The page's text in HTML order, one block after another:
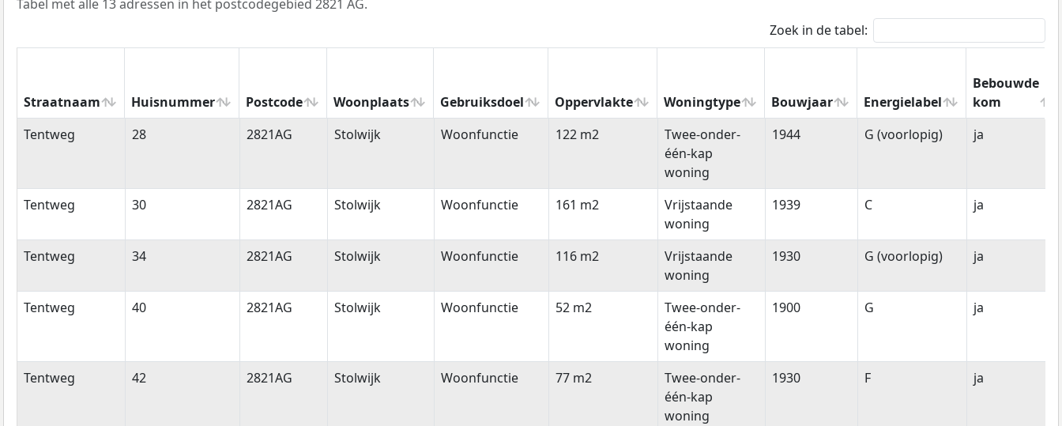
Tabel met alle 13 adressen in het postcodegebied 2821 AG.
Zoek in de tabel:
Straatnaam Huisnummer Postcode Woonplaats Gebruiksdoel Oppervlakte Woningtype Bouwjaar Energielabel
Bebouwde
kom
Straatnaam
Huisnummer Postcode Woonplaats Gebruiksdoel Oppervlakte Woningtype Bouwjaar Energielabel
Bebouwde
kom
Tentweg 28 2821AG Stolwijk Woonfunctie 122 m2
Twee-onder-
één-kap
woning
1944 G (voorlopig) ja
Tentweg 30 2821AG Stolwijk Woonfunctie 161 m2
Vrijstaande
woning
1939 C ja
Tentweg 34 2821AG Stolwijk Woonfunctie 116 m2
Vrijstaande
woning
1930 G (voorlopig) ja
Tentweg 40 2821AG Stolwijk Woonfunctie 52 m2
Twee-onder-
één-kap
woning
1900 G ja
Tentweg 42 2821AG Stolwijk Woonfunctie 77 m2
Twee-onder-
één-kap
woning
1930 F ja